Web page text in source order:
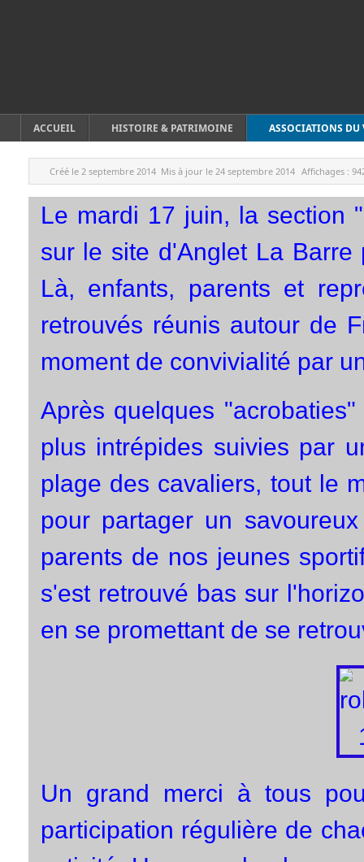
ACCUEIL HISTOIRE & PATRIMOINE ASSOCIATIONS DU
Créé le 2 septembre 2014 Mis à jour le 24 septembre 2014 Affichages :
Le mardi 17 juin, la section
sur le site d'Anglet La
Là, enfants, parents et
retrouvés réunis autour de
moment de convivialité par
Après quelques
plus intrépides suivies par
plage des cavaliers, tout le
pour partager un
parents de nos jeunes
s'est retrouvé bas sur
en se promettant de se
Un grand merci à tous
participation régulière de